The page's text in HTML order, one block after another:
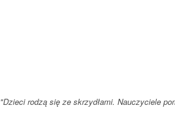
"Dzieci rodzą się ze skrzydłami. Nauczyciele